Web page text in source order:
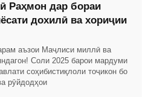
Раҳмон дар бораи
дохилӣ ва хориҷии
аъзои Маҷлиси миллӣ ва
Соли 2025 барои мардуми
соҳибистиқлоли тоҷикон бо
рӯйдодҳои